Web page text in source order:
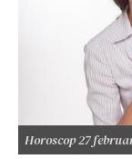
Horoscop 27